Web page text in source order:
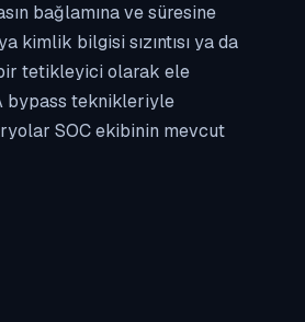
bağlamına ve süresine
kimlik bilgisi sızıntısı ya da
tetikleyici olarak ele
bypass teknikleriyle
SOC ekibinin mevcut